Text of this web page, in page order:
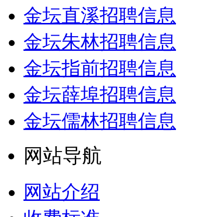
金坛直溪招聘信息
金坛朱林招聘信息
金坛指前招聘信息
金坛薛埠招聘信息
金坛儒林招聘信息
网站导航
网站介绍